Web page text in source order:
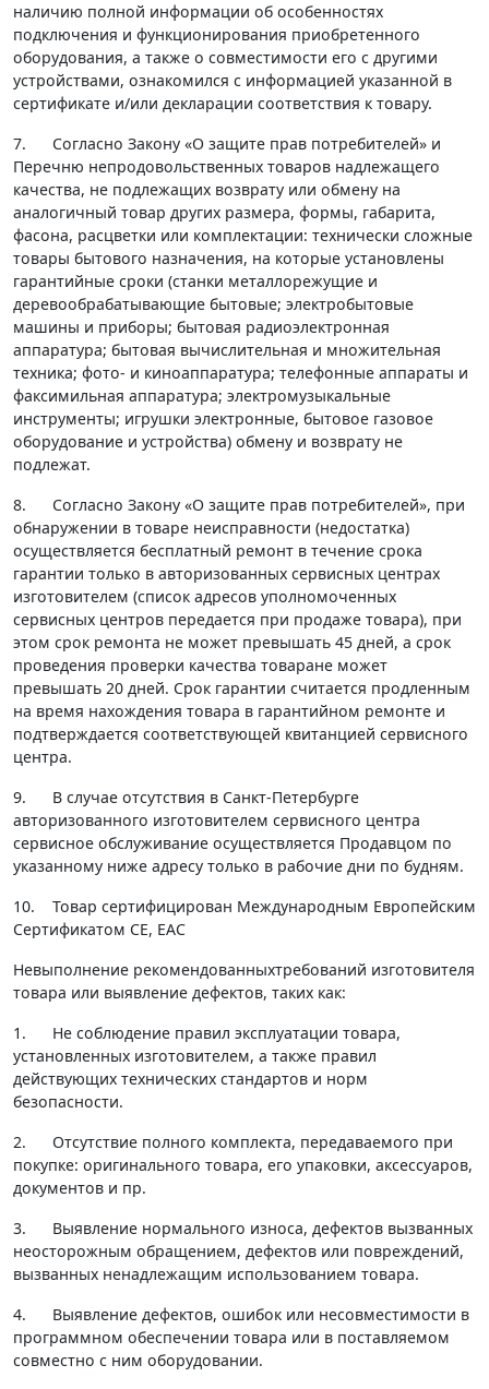
наличию полной информации об особенностях
подключения и функционирования приобретенного
оборудования, а также о совместимости его с другими
устройствами, ознакомился с информацией указанной в
сертификате и/или декларации соответствия к товару.
7. Согласно Закону «О защите прав потребителей» и
Перечню непродовольственных товаров надлежащего
качества, не подлежащих возврату или обмену на
аналогичный товар других размера, формы, габарита,
фасона, расцветки или комплектации: технически сложные
товары бытового назначения, на которые установлены
гарантийные сроки (станки металлорежущие и
деревообрабатывающие бытовые; электробытовые
машины и приборы; бытовая радиоэлектронная
аппаратура; бытовая вычислительная и множительная
техника; фото- и киноаппаратура; телефонные аппараты и
факсимильная аппаратура; электромузыкальные
инструменты; игрушки электронные, бытовое газовое
оборудование и устройства) обмену и возврату не
подлежат.
8. Согласно Закону «О защите прав потребителей», при
обнаружении в товаре неисправности (недостатка)
осуществляется бесплатный ремонт в течение срока
гарантии только в авторизованных сервисных центрах
изготовителем (список адресов уполномоченных
сервисных центров передается при продаже товара), при
этом срок ремонта не может превышать 45 дней, а срок
проведения проверки качества товаране может
превышать 20 дней. Срок гарантии считается продленным
на время нахождения товара в гарантийном ремонте и
подтверждается соответствующей квитанцией сервисного
центра.
9. В случае отсутствия в Санкт-Петербурге
авторизованного изготовителем сервисного центра
сервисное обслуживание осуществляется Продавцом по
указанному ниже адресу только в рабочие дни по будням.
10. Товар сертифицирован Международным Европейским
Сертификатом СЕ, EAC
Невыполнение рекомендованныхтребований изготовителя
товара или выявление дефектов, таких как:
1. Не соблюдение правил эксплуатации товара,
установленных изготовителем, а также правил
действующих технических стандартов и норм
безопасности.
2. Отсутствие полного комплекта, передаваемого при
покупке: оригинального товара, его упаковки, аксессуаров,
документов и пр.
3. Выявление нормального износа, дефектов вызванных
неосторожным обращением, дефектов или повреждений,
вызванных ненадлежащим использованием товара.
4. Выявление дефектов, ошибок или несовместимости в
программном обеспечении товара или в поставляемом
совместно с ним оборудовании.